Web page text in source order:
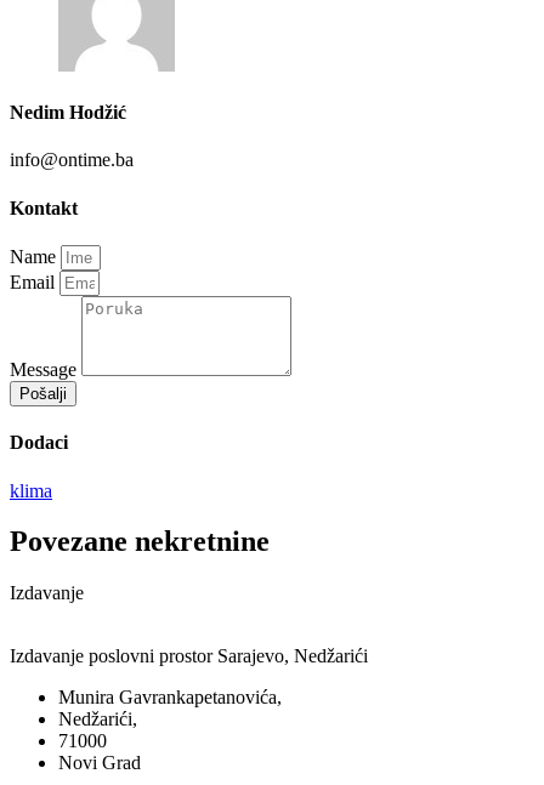
Nedim Hodžić
info@ontime.ba
Kontakt
Name
Email
Message
Pošalji
Dodaci
klima
Povezane nekretnine
Izdavanje
Izdavanje poslovni prostor Sarajevo, Nedžarići
Munira Gavrankapetanovića,
Nedžarići,
71000
Novi Grad